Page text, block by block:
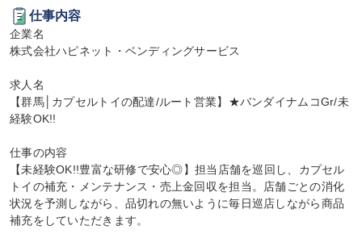
仕事内容
企業名
株式会社ハピネット・ベンディングサービス
求人名
【群馬│カプセルトイの配達/ルート営業】★バンダイナムコGr/未
経験OK!!
仕事の内容
【未経験OK!!豊富な研修で安心◎】担当店舗を巡回し、カプセル
トイの補充・メンテナンス・売上金回収を担当。店舗ごとの消化
状況を予測しながら、品切れの無いように毎日巡店しながら商品
補充をしていただきます。